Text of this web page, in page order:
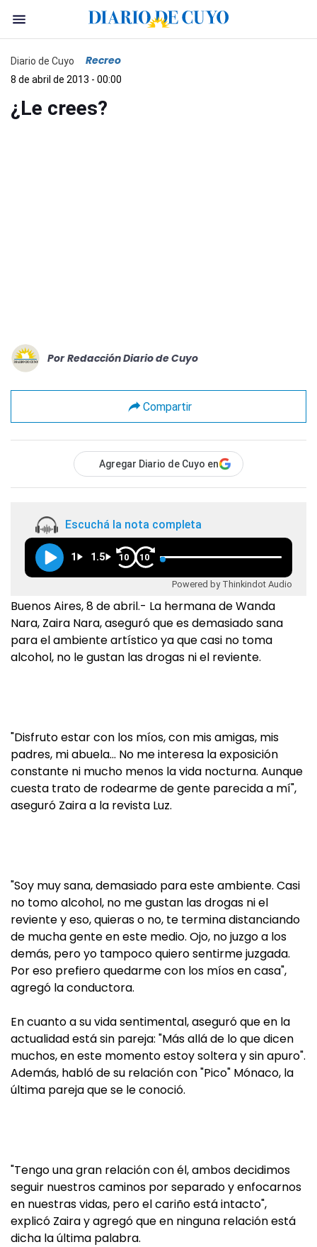
Diario de Cuyo Recreo
8 de abril de 2013 - 00:00
¿Le crees?
Por Redacción Diario de Cuyo
Compartir
Agregar Diario de Cuyo en
Escuchá la nota completa
1 1.5 10 10
Powered by Thinkindot Audio
Buenos Aires, 8 de abril.- La hermana de Wanda
Nara, Zaira Nara, aseguró que es demasiado sana
para el ambiente artístico ya que casi no toma
alcohol, no le gustan las drogas ni el reviente.
"Disfruto estar con los míos, con mis amigas, mis
padres, mi abuela… No me interesa la exposición
constante ni mucho menos la vida nocturna. Aunque
cuesta trato de rodearme de gente parecida a mí",
aseguró Zaira a la revista Luz.
"Soy muy sana, demasiado para este ambiente. Casi
no tomo alcohol, no me gustan las drogas ni el
reviente y eso, quieras o no, te termina distanciando
de mucha gente en este medio. Ojo, no juzgo a los
demás, pero yo tampoco quiero sentirme juzgada.
Por eso prefiero quedarme con los míos en casa",
agregó la conductora.
En cuanto a su vida sentimental, aseguró que en la
actualidad está sin pareja: "Más allá de lo que dicen
muchos, en este momento estoy soltera y sin apuro".
Además, habló de su relación con "Pico" Mónaco, la
última pareja que se le conoció.
"Tengo una gran relación con él, ambos decidimos
seguir nuestros caminos por separado y enfocarnos
en nuestras vidas, pero el cariño está intacto",
explicó Zaira y agregó que en ninguna relación está
dicha la última palabra.